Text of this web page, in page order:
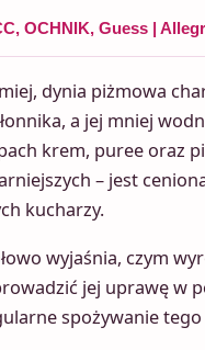
OCHNIK, Guess |
dynia piżmowa
a jej mniej
krem, puree oraz
– jest
kucharzy.
wyjaśnia, czym
jej uprawę w
spożywanie